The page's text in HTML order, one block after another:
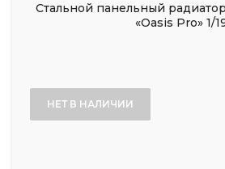
Стальной панельный
«Oasis Pro» 1/
НЕТ В НАЛИЧИИ